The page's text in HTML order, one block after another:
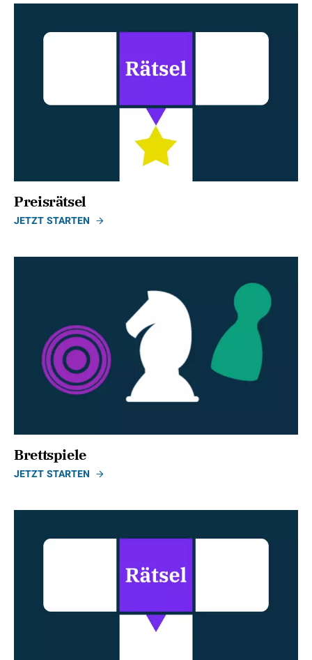
Preisrätsel
JETZT STARTEN
Brettspiele
JETZT STARTEN